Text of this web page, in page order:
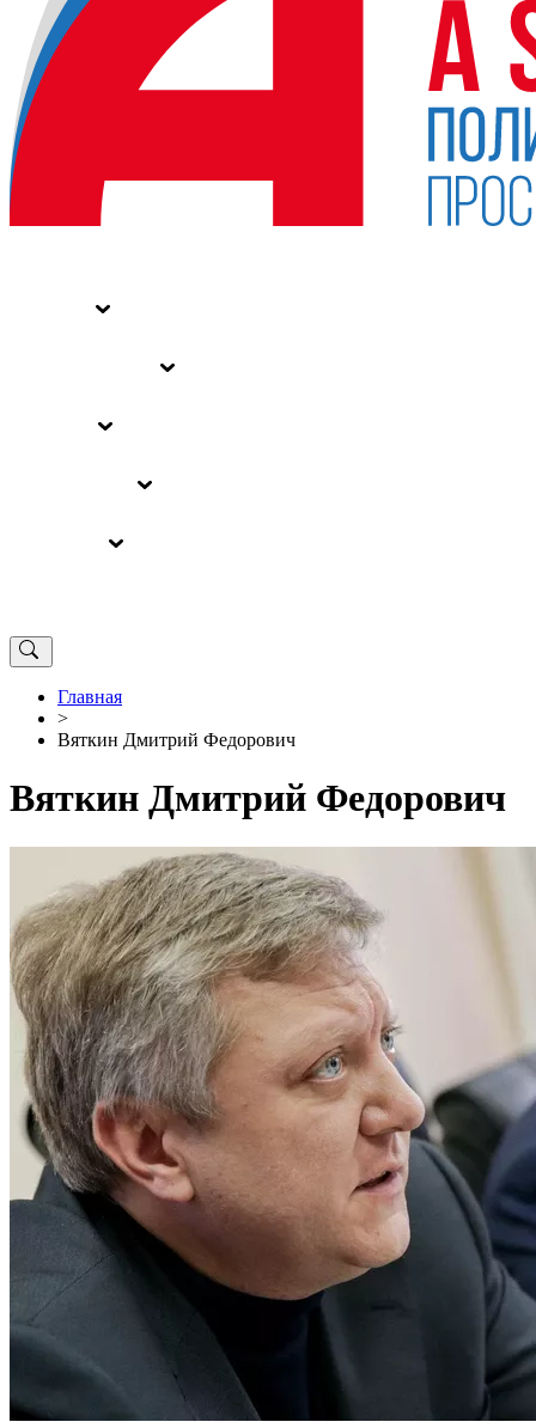
Главная
>
Вяткин Дмитрий Федорович
Вяткин Дмитрий Федорович